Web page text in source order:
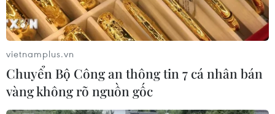
vietnamplus.vn
Chuyển Bộ Công an thông tin 7 cá nhân bán
vàng không rõ nguồn gốc